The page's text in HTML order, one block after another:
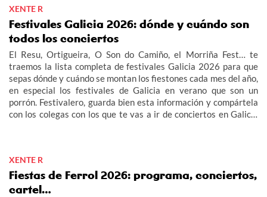
XENTE R
Festivales Galicia 2026: dónde y cuándo son
todos los conciertos
El Resu, Ortigueira, O Son do Camiño, el Morriña Fest… te
traemos la lista completa de festivales Galicia 2026 para que
sepas dónde y cuándo se montan los fiestones cada mes del año,
en especial los festivales de Galicia en verano que son un
porrón. Festivalero, guarda bien esta información y compártela
con los colegas con los que te vas a ir de conciertos en Galicia
XENTE R
Fiestas de Ferrol 2026: programa, conciertos,
cartel…